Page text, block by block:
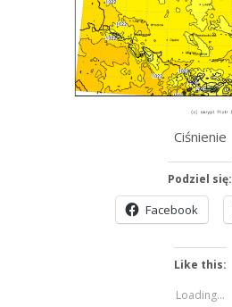
Ciśnienie
Podziel się:
Facebook
Like this:
Loading...